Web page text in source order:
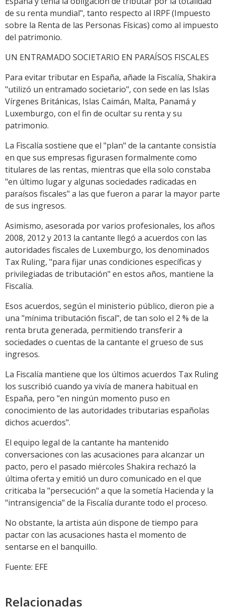
de su renta mundial", tanto respecto al IRPF (Impuesto
sobre la Renta de las Personas Físicas) como al impuesto
del patrimonio.
UN ENTRAMADO SOCIETARIO EN PARAÍSOS FISCALES
Para evitar tributar en España, añade la Fiscalía, Shakira
"utilizó un entramado societario", con sede en las Islas
Vírgenes Británicas, Islas Caimán, Malta, Panamá y
Luxemburgo, con el fin de ocultar su renta y su
patrimonio.
La Fiscalía sostiene que el "plan" de la cantante consistía
en que sus empresas figurasen formalmente como
titulares de las rentas, mientras que ella solo constaba
"en último lugar y algunas sociedades radicadas en
paraísos fiscales" a las que fueron a parar la mayor parte
de sus ingresos.
Asimismo, asesorada por varios profesionales, los años
2008, 2012 y 2013 la cantante llegó a acuerdos con las
autoridades fiscales de Luxemburgo, los denominados
Tax Ruling, "para fijar unas condiciones específicas y
privilegiadas de tributación" en estos años, mantiene la
Fiscalía.
Esos acuerdos, según el ministerio público, dieron pie a
una "mínima tributación fiscal", de tan solo el 2 % de la
renta bruta generada, permitiendo transferir a
sociedades o cuentas de la cantante el grueso de sus
ingresos.
La Fiscalía mantiene que los últimos acuerdos Tax Ruling
los suscribió cuando ya vivía de manera habitual en
España, pero "en ningún momento puso en
conocimiento de las autoridades tributarias españolas
dichos acuerdos".
El equipo legal de la cantante ha mantenido
conversaciones con las acusaciones para alcanzar un
pacto, pero el pasado miércoles Shakira rechazó la
última oferta y emitió un duro comunicado en el que
criticaba la "persecución" a que la sometía Hacienda y la
"intransigencia" de la Fiscalía durante todo el proceso.
No obstante, la artista aún dispone de tiempo para
pactar con las acusaciones hasta el momento de
sentarse en el banquillo.
Fuente: EFE
Relacionadas